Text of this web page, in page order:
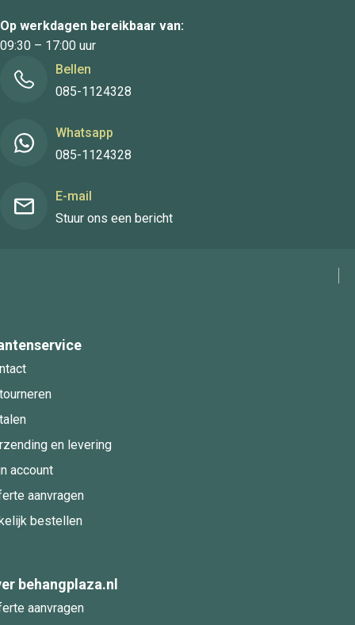
Op werkdagen bereikbaar van:
09:30 – 17:00 uur
Bellen
085-1124328
Whatsapp
085-1124328
E-mail
Stuur ons een bericht
en levering
account
aanvragen
bestellen
behangplaza.nl
aanvragen